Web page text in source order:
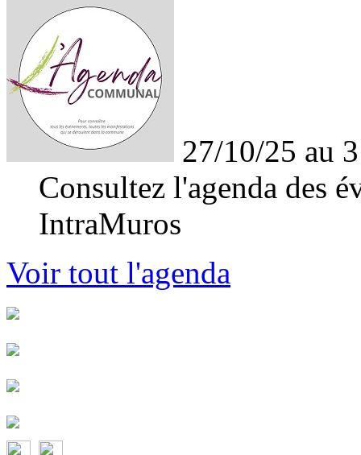
27/10/25 au
Consultez l'agenda des
IntraMuros
Voir tout l'agenda